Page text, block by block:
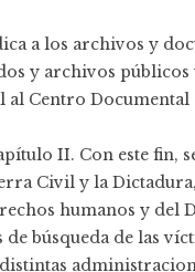
a los archivos y
y archivos
Centro
II. Con este fin,
Civil y la
humanos y
búsqueda de las